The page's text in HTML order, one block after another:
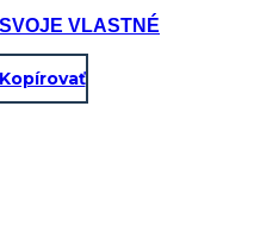
VLASTNÉ
Kopírovať